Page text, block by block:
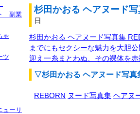
杉田かおる ヘアヌード
日
杉田かおる ヘアヌード写真集
までにもセクシーな魅力を大胆
迎え一糸まとわぬ、その裸体を
▽杉田かおる ヘアヌード写真
REBORN ヌード写真集 ヘアヌ
副業
ゃ
ツ
ーリ